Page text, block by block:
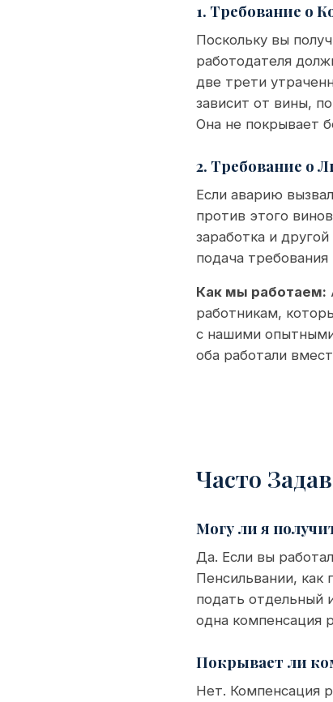
1. Требование о
Поскольку вы
работодателя
две трети
зависит от вины,
Она не покрывает
2. Требование о
Если аварию
против этого
заработка и
подача
Как мы работаем:
работникам,
с нашими
оба работали
Часто
Могу ли я
Да. Если вы
Пенсильвании, как
подать отдельный
одна компенсация
Покрывает ли
Нет. Компенсация